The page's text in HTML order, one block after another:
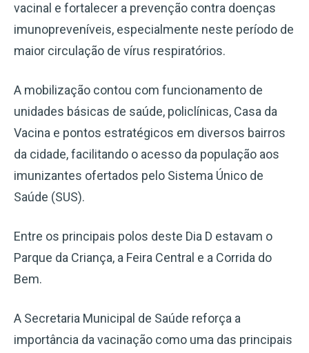
vacinal e fortalecer a prevenção contra doenças
imunopreveníveis, especialmente neste período de
maior circulação de vírus respiratórios.
A mobilização contou com funcionamento de
unidades básicas de saúde, policlínicas, Casa da
Vacina e pontos estratégicos em diversos bairros
da cidade, facilitando o acesso da população aos
imunizantes ofertados pelo Sistema Único de
Saúde (SUS).
Entre os principais polos deste Dia D estavam o
Parque da Criança, a Feira Central e a Corrida do
Bem.
A Secretaria Municipal de Saúde reforça a
importância da vacinação como uma das principais